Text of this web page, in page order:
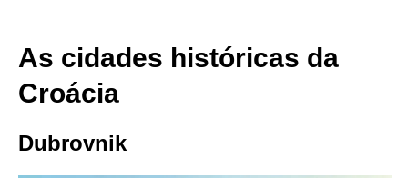
As cidades históricas da
Croácia
Dubrovnik